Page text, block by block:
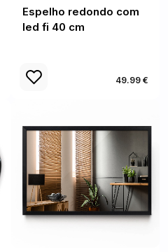
Espelho redondo com
led fi 40 cm
49.99 €